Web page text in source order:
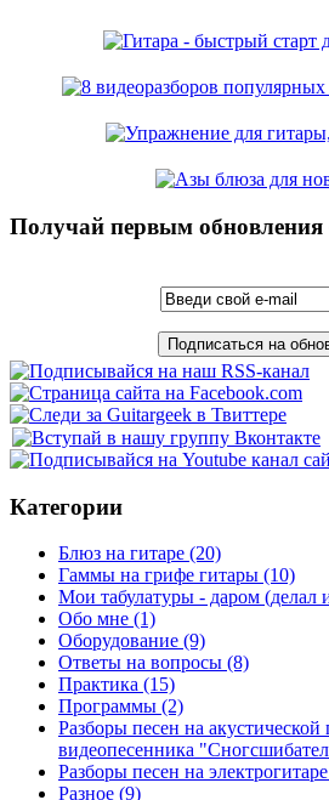
Получай первым обновления
Категории
Блюз на гитаре (20)
Гаммы на грифе гитары (10)
Мои табулатуры - даром (делал
Обо мне (1)
Оборудование (9)
Ответы на вопросы (8)
Практика (15)
Программы (2)
Разборы песен на акустической
видеопесенника
Разборы песен на электрогитаре
Разное (9)